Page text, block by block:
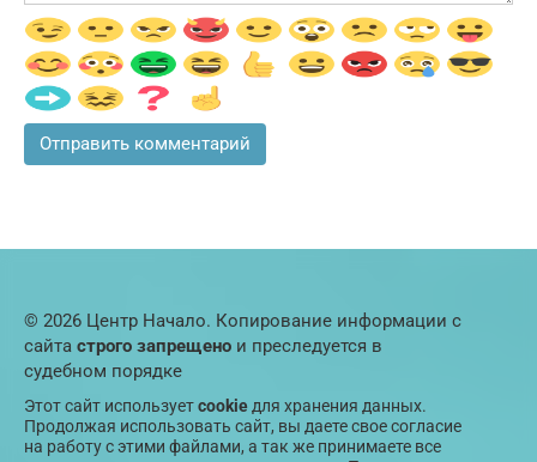
© 2026 Центр Начало. Копирование информации с
сайта строго запрещено и преследуется в
судебном порядке
Этот сайт используетcookie для хранения данных.
Продолжая использовать сайт, вы даете свое согласие
на работу с этими файлами, а так же принимаете все